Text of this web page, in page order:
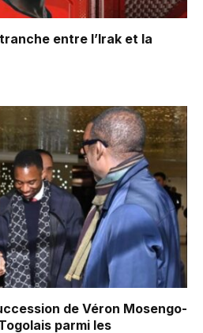
entre l’Irak et la
de Véron Mosengo-
parmi les